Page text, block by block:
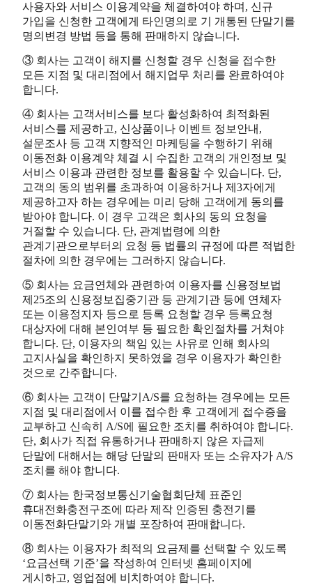
사용자와 서비스 이용계약을 체결하여야 하며, 신규
가입을 신청한 고객에게 타인명의로 기 개통된 단말기를
명의변경 방법 등을 통해 판매하지 않습니다.
③ 회사는 고객이 해지를 신청할 경우 신청을 접수한
모든 지점 및 대리점에서 해지업무 처리를 완료하여야
합니다.
④ 회사는 고객서비스를 보다 활성화하여 최적화된
서비스를 제공하고, 신상품이나 이벤트 정보안내,
설문조사 등 고객 지향적인 마케팅을 수행하기 위해
이동전화 이용계약 체결 시 수집한 고객의 개인정보 및
서비스 이용과 관련한 정보를 활용할 수 있습니다. 단,
고객의 동의 범위를 초과하여 이용하거나 제3자에게
제공하고자 하는 경우에는 미리 당해 고객에게 동의를
받아야 합니다. 이 경우 고객은 회사의 동의 요청을
거절할 수 있습니다. 단, 관계법령에 의한
관계기관으로부터의 요청 등 법률의 규정에 따른 적법한
절차에 의한 경우에는 그러하지 않습니다.
⑤ 회사는 요금연체와 관련하여 이용자를 신용정보법
제25조의 신용정보집중기관 등 관계기관 등에 연체자
또는 이용정지자 등으로 등록 요청할 경우 등록요청
대상자에 대해 본인여부 등 필요한 확인절차를 거쳐야
합니다. 단, 이용자의 책임 있는 사유로 인해 회사의
고지사실을 확인하지 못하였을 경우 이용자가 확인한
것으로 간주합니다.
⑥ 회사는 고객이 단말기A/S를 요청하는 경우에는 모든
지점 및 대리점에서 이를 접수한 후 고객에게 접수증을
교부하고 신속히 A/S에 필요한 조치를 취하여야 합니다.
단, 회사가 직접 유통하거나 판매하지 않은 자급제
단말에 대해서는 해당 단말의 판매자 또는 소유자가 A/S
조치를 해야 합니다.
⑦ 회사는 한국정보통신기술협회단체 표준인
휴대전화충전구조에 따라 제작 인증된 충전기를
이동전화단말기와 개별 포장하여 판매합니다.
⑧ 회사는 이용자가 최적의 요금제를 선택할 수 있도록
‘요금선택 기준’을 작성하여 인터넷 홈페이지에
게시하고, 영업점에 비치하여야 합니다.